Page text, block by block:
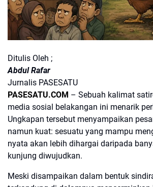
Ditulis Oleh ;
Abdul Rafar
Jurnalis PASESATU
PASESATU.COM – Sebuah kalimat
media sosial belakangan ini menarik
Ungkapan tersebut menyampaikan
namun kuat: sesuatu yang mampu
nyata akan lebih dihargai daripada
kunjung diwujudkan.
Meski disampaikan dalam bentuk